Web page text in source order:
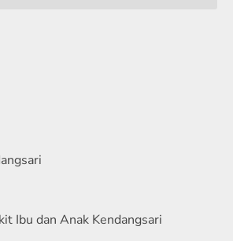
Ibu dan Anak Kendangsari